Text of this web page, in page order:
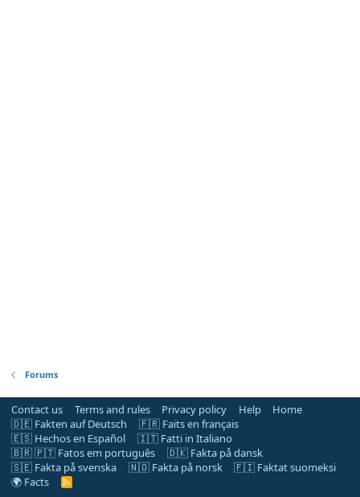
Forums
Contact us Terms and rules Privacy policy Help
Home
🇩🇪 Fakten auf Deutsch
🇫🇷 Faits en français
🇪🇸 Hechos en Español
🇮🇹 Fatti in Italiano
🇧🇷 🇵🇹 Fatos em português
🇩🇰 Fakta på dansk
🇸🇪 Fakta på svenska
🇳🇴 Fakta på norsk
🇫🇮 Faktat suomeksi
🌍 Facts
R